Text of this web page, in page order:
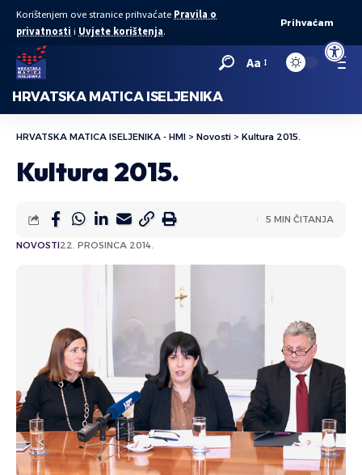
Open
Korištenjem ove stranice prihvaćate Pravila o
privatnosti i Uvjete korištenja.
Prihvaćam
Aa
HRVATSKA MATICA ISELJENIKA
HRVATSKA MATICA ISELJENIKA - HMI > Novosti > Kultura 2015.
Kultura 2015.
NOVOSTI22. PROSINCA 2014.
5 MIN ČITANJA